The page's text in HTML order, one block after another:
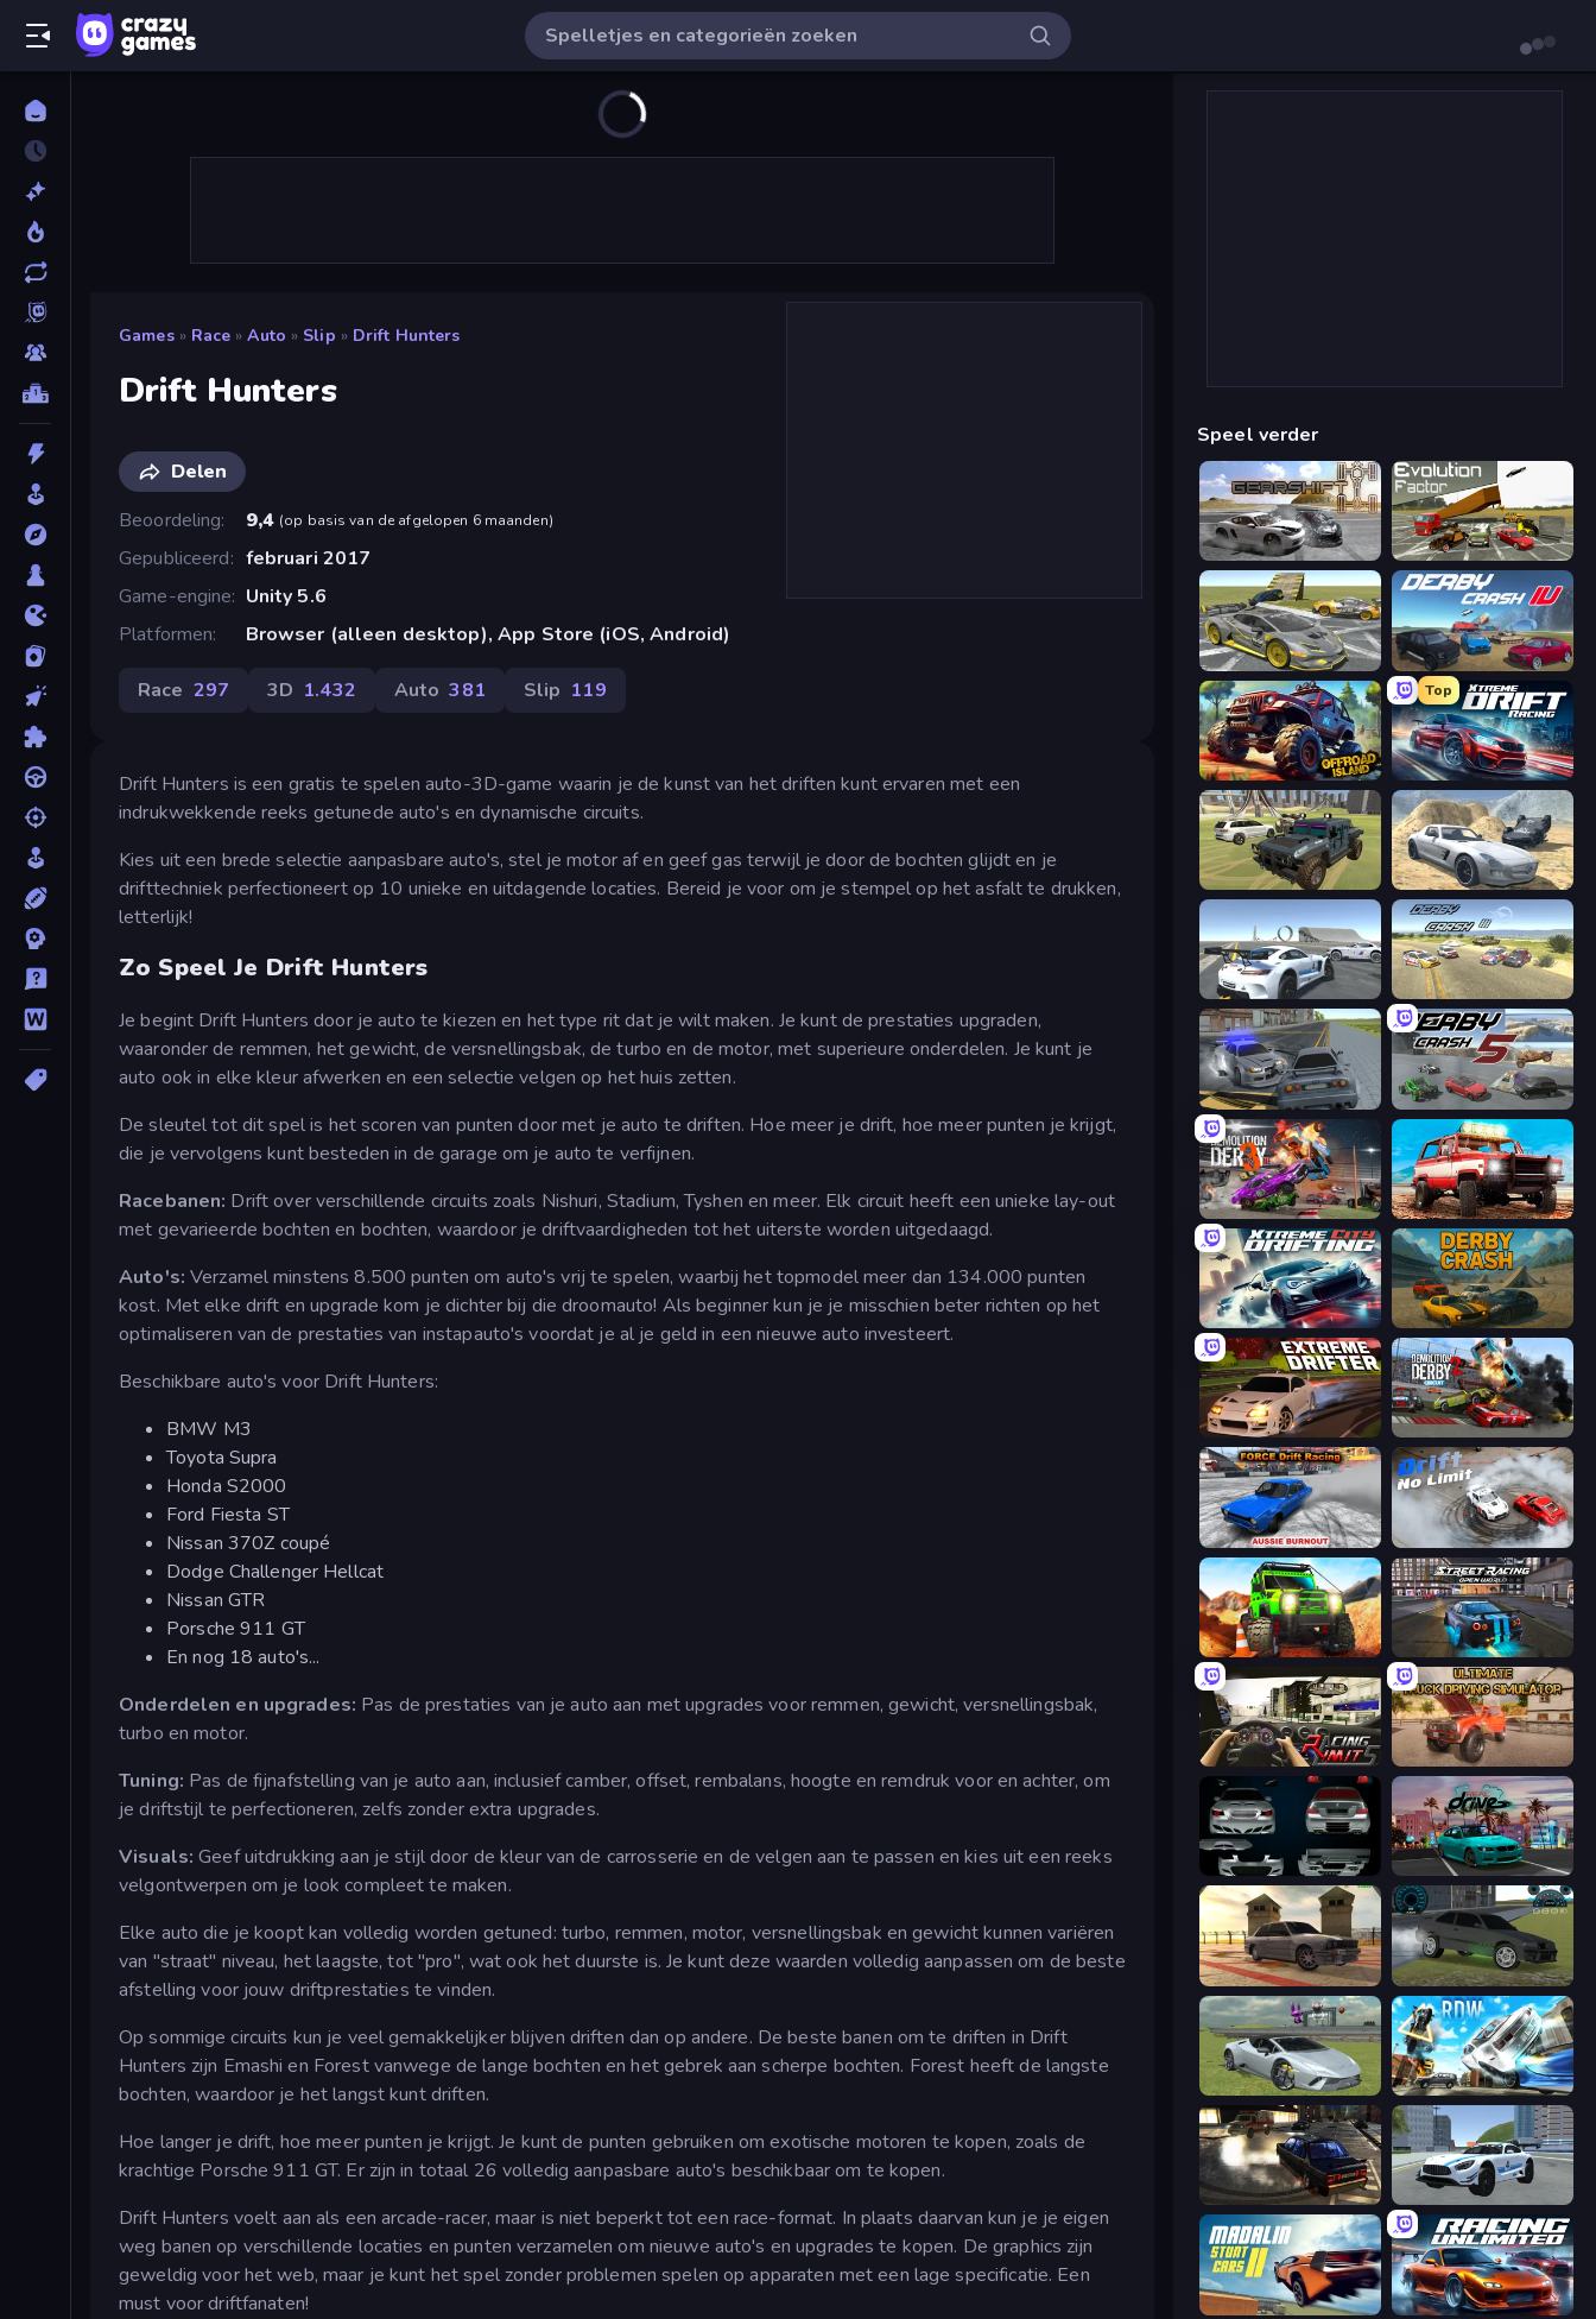
Games » Race » Auto » Slip » Drift Hunters
Drift Hunters
Delen
Beoordeling
9,4 (op basis van de afgelopen 6 maanden)
Gepubliceerd
februari 2017
Game-engine
Unity 5.6
Platformen
Browser (alleen desktop), App Store (iOS, Android)
Race 297 3D 1.432 Auto 381 Slip 119
Drift Hunters is een gratis te spelen auto-3D-game waarin je de kunst van het driften kunt ervaren met een
indrukwekkende reeks getunede auto's en dynamische circuits.
Kies uit een brede selectie aanpasbare auto's, stel je motor af en geef gas terwijl je door de bochten glijdt en je
drifttechniek perfectioneert op 10 unieke en uitdagende locaties. Bereid je voor om je stempel op het asfalt te drukken,
letterlijk!
Zo Speel Je Drift Hunters
Je begint Drift Hunters door je auto te kiezen en het type rit dat je wilt maken. Je kunt de prestaties upgraden,
waaronder de remmen, het gewicht, de versnellingsbak, de turbo en de motor, met superieure onderdelen. Je kunt je
auto ook in elke kleur afwerken en een selectie velgen op het huis zetten.
De sleutel tot dit spel is het scoren van punten door met je auto te driften. Hoe meer je drift, hoe meer punten je krijgt,
die je vervolgens kunt besteden in de garage om je auto te verfijnen.
Racebanen: Drift over verschillende circuits zoals Nishuri, Stadium, Tyshen en meer. Elk circuit heeft een unieke lay-out
met gevarieerde bochten en bochten, waardoor je driftvaardigheden tot het uiterste worden uitgedaagd.
Auto's: Verzamel minstens 8.500 punten om auto's vrij te spelen, waarbij het topmodel meer dan 134.000 punten
kost. Met elke drift en upgrade kom je dichter bij die droomauto! Als beginner kun je je misschien beter richten op het
optimaliseren van de prestaties van instapauto's voordat je al je geld in een nieuwe auto investeert.
Beschikbare auto's voor Drift Hunters:
BMW M3
Toyota Supra
Honda S2000
Ford Fiesta ST
Nissan 370Z coupé
Dodge Challenger Hellcat
Nissan GTR
Porsche 911 GT
En nog 18 auto's...
Onderdelen en upgrades: Pas de prestaties van je auto aan met upgrades voor remmen, gewicht, versnellingsbak,
turbo en motor.
Tuning: Pas de fijnafstelling van je auto aan, inclusief camber, offset, rembalans, hoogte en remdruk voor en achter, om
je driftstijl te perfectioneren, zelfs zonder extra upgrades.
Visuals: Geef uitdrukking aan je stijl door de kleur van de carrosserie en de velgen aan te passen en kies uit een reeks
velgontwerpen om je look compleet te maken.
Elke auto die je koopt kan volledig worden getuned: turbo, remmen, motor, versnellingsbak en gewicht kunnen variëren
van "straat" niveau, het laagste, tot "pro", wat ook het duurste is. Je kunt deze waarden volledig aanpassen om de beste
afstelling voor jouw driftprestaties te vinden.
Op sommige circuits kun je veel gemakkelijker blijven driften dan op andere. De beste banen om te driften in Drift
Hunters zijn Emashi en Forest vanwege de lange bochten en het gebrek aan scherpe bochten. Forest heeft de langste
bochten, waardoor je het langst kunt driften.
Hoe langer je drift, hoe meer punten je krijgt. Je kunt de punten gebruiken om exotische motoren te kopen, zoals de
krachtige Porsche 911 GT. Er zijn in totaal 26 volledig aanpasbare auto's beschikbaar om te kopen.
Drift Hunters voelt aan als een arcade-racer, maar is niet beperkt tot een race-format. In plaats daarvan kun je je eigen
weg banen op verschillende locaties en punten verzamelen om nieuwe auto's en upgrades te kopen. De graphics zijn
geweldig voor het web, maar je kunt het spel zonder problemen spelen op apparaten met een lage specificatie. Een
must voor driftfanaten!
Speel verder
Gearshift One Evolution Factor
Wrong Way Derby Crash 4
Offroad Island
Top
Xtreme DRIFT Racing
4x4 Offroader Derby Crash 2
Derby Crash 3
RCC City Racing Derby Crash 5
Demolition Derby 3 Offroad Masters Challenge
Xtreme City Drifting Derby Crash
Extreme Drifter Demolition Derby 2
Force Drift Racing: Aussie Burnout Drift No Limit
Offroad Life 3D
Racing Limits Ultimate Truck Driving Simulator 2020
Decorate My BMW M5 RealDrive
Burnout Drift 3: Seaport Max Drift Runner 3D
Sports Cars Driver Real Drift World
City Classic Car Driving: 131 Crazy Stunt Cars 2
Madalin Stunt Cars 2 Racing Unlimited